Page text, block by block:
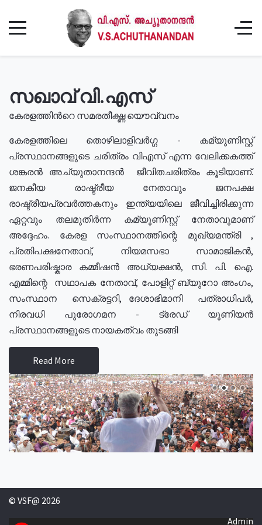
സഖാവ് വി.എസ്
കേരളത്തിൻറെ സമരതീക്ഷ്ണ യൌവ്വനം
കേരളത്തിലെ തൊഴിലാളിവർഗ്ഗ - കമ്യൂണിസ്റ്റ്
പ്രസ്ഥാനങ്ങളുടെ ചരിത്രം വിഎസ് എന്ന വേലിക്കകത്ത്
ശങ്കരൻ അച്യുതാനന്ദൻ ജീവിതചരിത്രം കൂടിയാണ്.
ജനകീയ രാഷ്ട്രീയ നേതാവും ജനപക്ഷ
രാഷ്ട്രീയപ്രവർത്തകനും ഇന്ത്യയിലെ ജീവിച്ചിരിക്കുന്ന
ഏറ്റവും തലമുതിർന്ന കമ്യൂണിസ്റ്റ് നേതാവുമാണ്
അദ്ദേഹം. കേരള സംസ്ഥാനത്തിന്റെ മുഖ്യമന്ത്രി ,
പ്രതിപക്ഷനേതാവ്, നിയമസഭാ സാമാജികൻ,
ഭരണപരിഷ്കാര കമ്മീഷൻ അധ്യക്ഷൻ, സി. പി. ഐ.
എമ്മിന്റെ സഥാപക നേതാവ്, പോളിറ്റ് ബ്യുറോ അംഗം,
സംസ്ഥാന സെക്രട്ടറി, ദേശാഭിമാനി പത്രാധിപർ,
നിരവധി പുരോഗമന - ട്രേഡ് യൂണിയൻ
പ്രസ്ഥാനങ്ങളുടെ നായകത്വം തുടങ്ങി
Read More
© VSF@ 2026
Admin